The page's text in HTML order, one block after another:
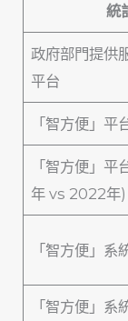
統
政府部門提供
平台
「智方便」平
「智方便」平
年 vs 2022年)
「智方便」系
「智方便」系